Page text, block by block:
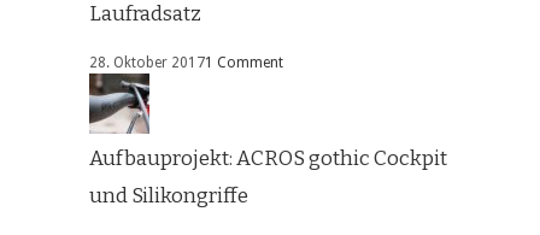
Laufradsatz
28. Oktober 20171 Comment
Aufbauprojekt: ACROS gothic Cockpit
und Silikongriffe